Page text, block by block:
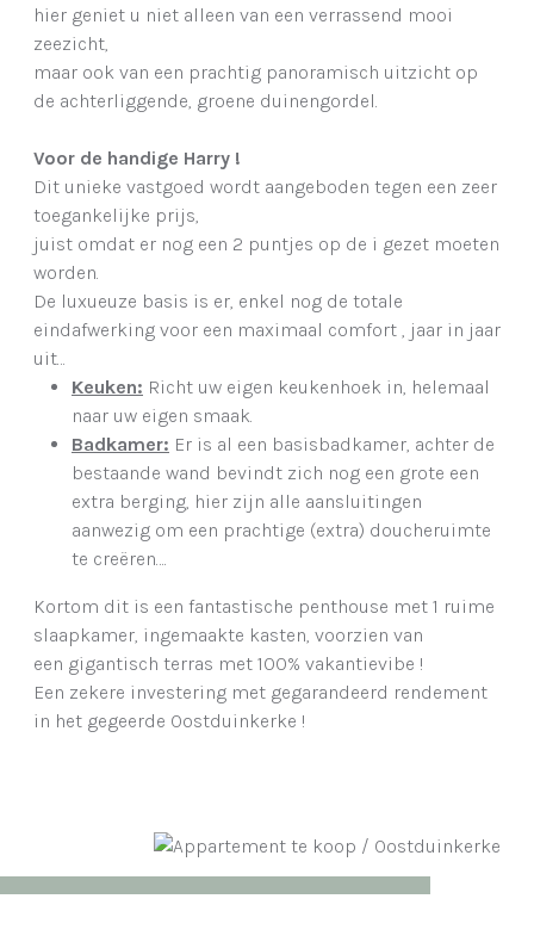
hier geniet u niet alleen van een verrassend mooi
zeezicht,
maar ook van een prachtig panoramisch uitzicht op
de achterliggende, groene duinengordel.
Voor de handige Harry !
Dit unieke vastgoed wordt aangeboden tegen een zeer
toegankelijke prijs,
juist omdat er nog een 2 puntjes op de i gezet moeten
worden.
De luxueuze basis is er, enkel nog de totale
eindafwerking voor een maximaal comfort , jaar in jaar
uit…
Keuken: Richt uw eigen keukenhoek in, helemaal
naar uw eigen smaak.
Badkamer: Er is al een basisbadkamer, achter de
bestaande wand bevindt zich nog een grote een
extra berging, hier zijn alle aansluitingen
aanwezig om een prachtige (extra) doucheruimte
te creëren….
Kortom dit is een fantastische penthouse met 1 ruime
slaapkamer, ingemaakte kasten, voorzien van
een gigantisch terras met 100% vakantievibe !
Een zekere investering met gegarandeerd rendement
in het gegeerde Oostduinkerke !